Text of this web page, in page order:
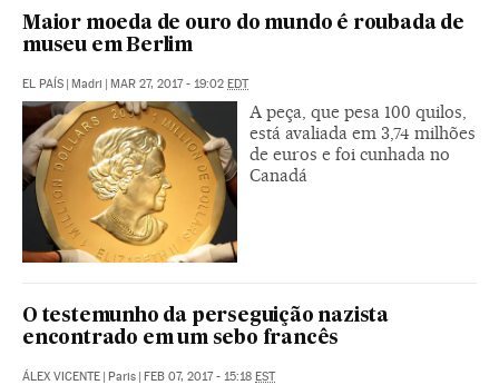
Maior moeda de ouro do mundo é roubada de
museu em Berlim
EL PAÍS | Madri | MAR 27, 2017 - 19:02 EDT
A peça, que pesa 100 quilos,
está avaliada em 3,74 milhões
de euros e foi cunhada no
Canadá
O testemunho da perseguição nazista
encontrado em um sebo francês
ÁLEX VICENTE | Paris | FEB 07, 2017 - 15:18 EST